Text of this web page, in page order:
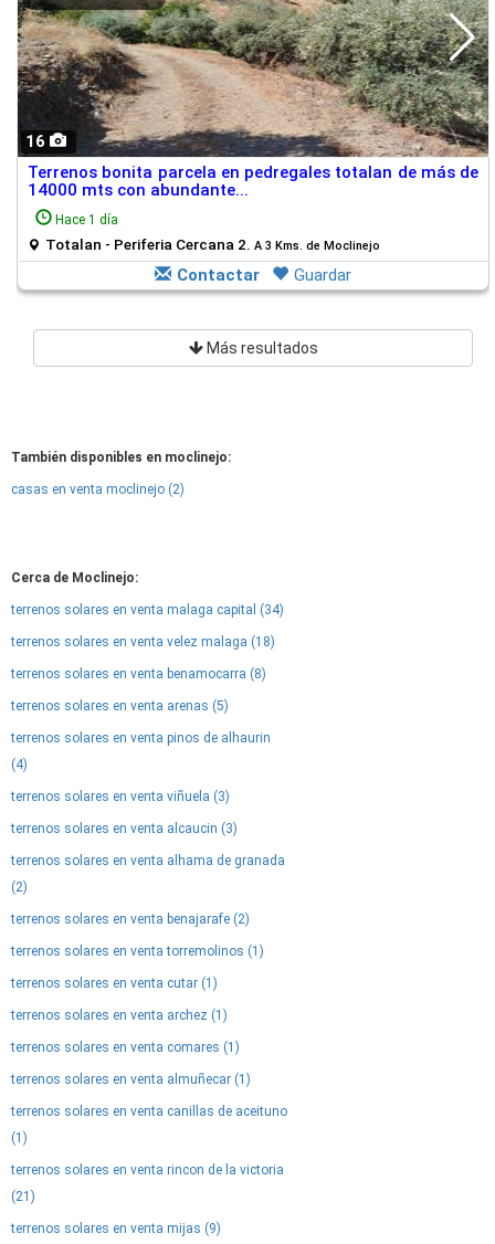
16
Terrenos bonita parcela en pedregales totalan de más de
14000 mts con abundante...
Hace 1 día
Totalan - Periferia Cercana 2. A 3 Kms. de Moclinejo
Contactar Guardar
Más resultados
También disponibles en moclinejo:
casas en venta moclinejo (2)
Cerca de Moclinejo:
terrenos solares en venta malaga capital (34)
terrenos solares en venta velez malaga (18)
terrenos solares en venta benamocarra (8)
terrenos solares en venta arenas (5)
terrenos solares en venta pinos de alhaurin
(4)
terrenos solares en venta viñuela (3)
terrenos solares en venta alcaucin (3)
terrenos solares en venta alhama de granada
(2)
terrenos solares en venta benajarafe (2)
terrenos solares en venta torremolinos (1)
terrenos solares en venta cutar (1)
terrenos solares en venta archez (1)
terrenos solares en venta comares (1)
terrenos solares en venta almuñecar (1)
terrenos solares en venta canillas de aceituno
(1)
terrenos solares en venta rincon de la victoria
(21)
terrenos solares en venta mijas (9)